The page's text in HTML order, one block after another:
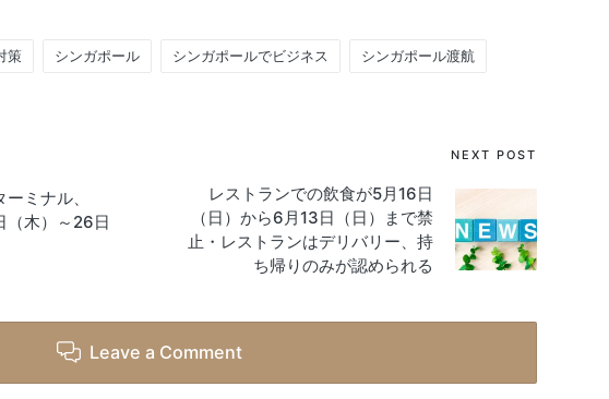
策 シンガポール シンガポールでビジネス シンガポール渡航
ミナル、
（木）～26日
NEXT POST
レストランでの飲食が5月16日
（日）から6月13日（日）まで禁
止・レストランはデリバリー、持
ち帰りのみが認められる
Leave a Comment